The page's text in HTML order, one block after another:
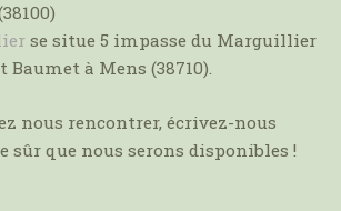
se situe 5 impasse du Marguillier
à Mens (38710).
nous rencontrer, écrivez-nous
sûr que nous serons disponibles !